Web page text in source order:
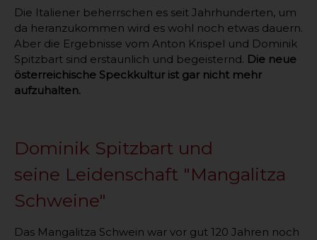
Die Italiener beherrschen es seit Jahrhunderten, um
da heranzukommen wird es wohl noch etwas dauern.
Aber die Ergebnisse vom Anton Krispel und Dominik
Spitzbart sind erstaunlich und begeisternd. Die neue
österreichische Speckkultur ist gar nicht mehr
aufzuhalten.
Dominik Spitzbart und
seine Leidenschaft "Mangalitza
Schweine"
Das Mangalitza Schwein war vor gut 120 Jahren noch